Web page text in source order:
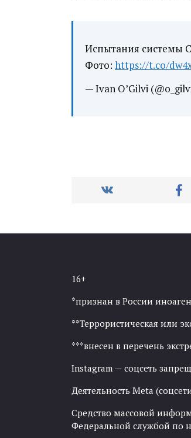
Испытания системы
Фото: https://t.co/
— Ivan O’Gilvi
16+
*признан в России
**Террористическая или
***внесен в перечень
Instagram — соцсеть
Деятельность Meta
Средство массовой
Федеральной службой по